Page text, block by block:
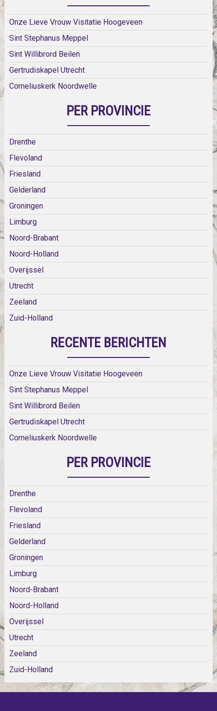
Onze Lieve Vrouw Visitatie Hoogeveen
Sint Stephanus Meppel
Sint Willibrord Beilen
Gertrudiskapel Utrecht
Corneliuskerk Noordwelle
PER PROVINCIE
Drenthe
Flevoland
Friesland
Gelderland
Groningen
Limburg
Noord-Brabant
Noord-Holland
Overijssel
Utrecht
Zeeland
Zuid-Holland
RECENTE BERICHTEN
Onze Lieve Vrouw Visitatie Hoogeveen
Sint Stephanus Meppel
Sint Willibrord Beilen
Gertrudiskapel Utrecht
Corneliuskerk Noordwelle
PER PROVINCIE
Drenthe
Flevoland
Friesland
Gelderland
Groningen
Limburg
Noord-Brabant
Noord-Holland
Overijssel
Utrecht
Zeeland
Zuid-Holland